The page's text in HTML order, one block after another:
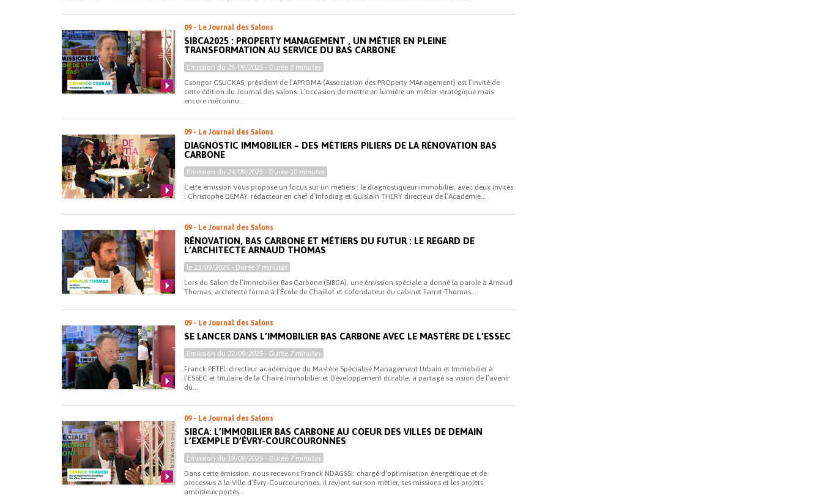
09 - Le Journal des Salons
SIBCA2025 : PROPERTY MANAGEMENT , UN MÉTIER EN PLEINE
TRANSFORMATION AU SERVICE DU BAS CARBONE
Emission du25/09/2025 - Durée 8 minutes
Csongor CSUCKAS, président de l’APROMA (Association des PROperty MAnagement) est l’invité de
cette édition du Journal des salons. L’occasion de mettre en lumière un métier stratégique mais
encore méconnu...
09 - Le Journal des Salons
DIAGNOSTIC IMMOBILIER – DES MÉTIERS PILIERS DE LA RÉNOVATION BAS
CARBONE
Emission du24/09/2025 - Durée10 minutes
Cette émission vous propose un focus sur un métiers : le diagnostiqueur immobilier, avec deux invités
: Christophe DEMAY, rédacteur en chef d’Infodiag et Guislain THERY directeur de l’Académie...
09 - Le Journal des Salons
RÉNOVATION, BAS CARBONE ET MÉTIERS DU FUTUR : LE REGARD DE
L’ARCHITECTE ARNAUD THOMAS
le23/09/2025 - Durée 7 minutes
Lors du Salon de l’Immobilier Bas Carbone (SIBCA), une émission spéciale a donné la parole à Arnaud
Thomas, architecte formé à l’École de Chaillot et cofondateur du cabinet Farret-Thomas....
09 - Le Journal des Salons
SE LANCER DANS L’IMMOBILIER BAS CARBONE AVEC LE MASTÈRE DE L’ESSEC
Emission du22/09/2025 - Durée 7 minutes
Franck PETEL directeur académique du Mastère Spécialisé Management Urbain et Immobilier à
l’ESSEC et titulaire de la Chaire Immobilier et Développement durable, a partagé sa vision de l’avenir
du...
09 - Le Journal des Salons
SIBCA: L’IMMOBILIER BAS CARBONE AU COEUR DES VILLES DE DEMAIN
L’EXEMPLE D’ÉVRY-COURCOURONNES
Emission du19/09/2025 - Durée 7 minutes
Dans cette émission, nous recevons Franck NDAGSSI: chargé d’optimisation énergétique et de
processus à la Ville d’Évry-Courcouronnes, il revient sur son métier, ses missions et les projets
ambitieux portés...